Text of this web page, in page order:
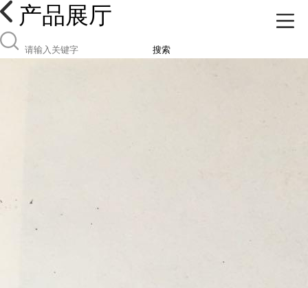
产品展厅
搜索